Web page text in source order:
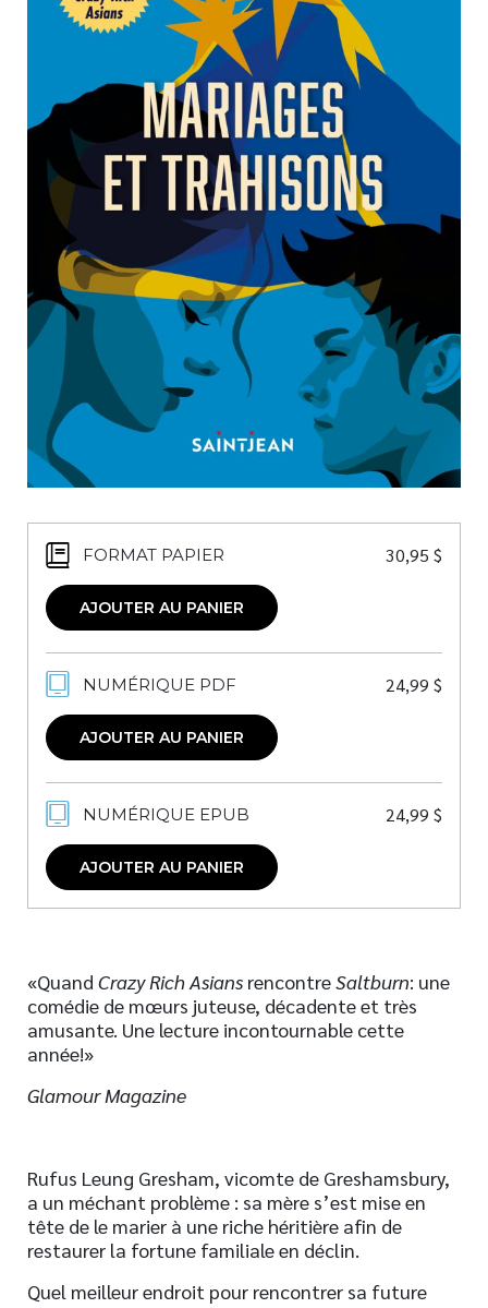
Nouveautés
Livres audio
Meilleurs vendeurs
Page vedette
AUTEURS
À PROPOS
CONTACT
FORMAT PAPIER 30,95 $
AJOUTER AU PANIER
NUMÉRIQUE PDF 24,99 $
AJOUTER AU PANIER
NUMÉRIQUE EPUB 24,99 $
AJOUTER AU PANIER
«Quand Crazy Rich Asians rencontreSaltburn: une
comédie de mœurs juteuse, décadente et très
amusante. Une lecture incontournable cette
année!»
Glamour Magazine
Rufus Leung Gresham, vicomte de Greshamsbury,
a un méchant problème : sa mère s’est mise en
tête de le marier à une riche héritière afin de
restaurer la fortune familiale en déclin.
Quel meilleur endroit pour rencontrer sa future